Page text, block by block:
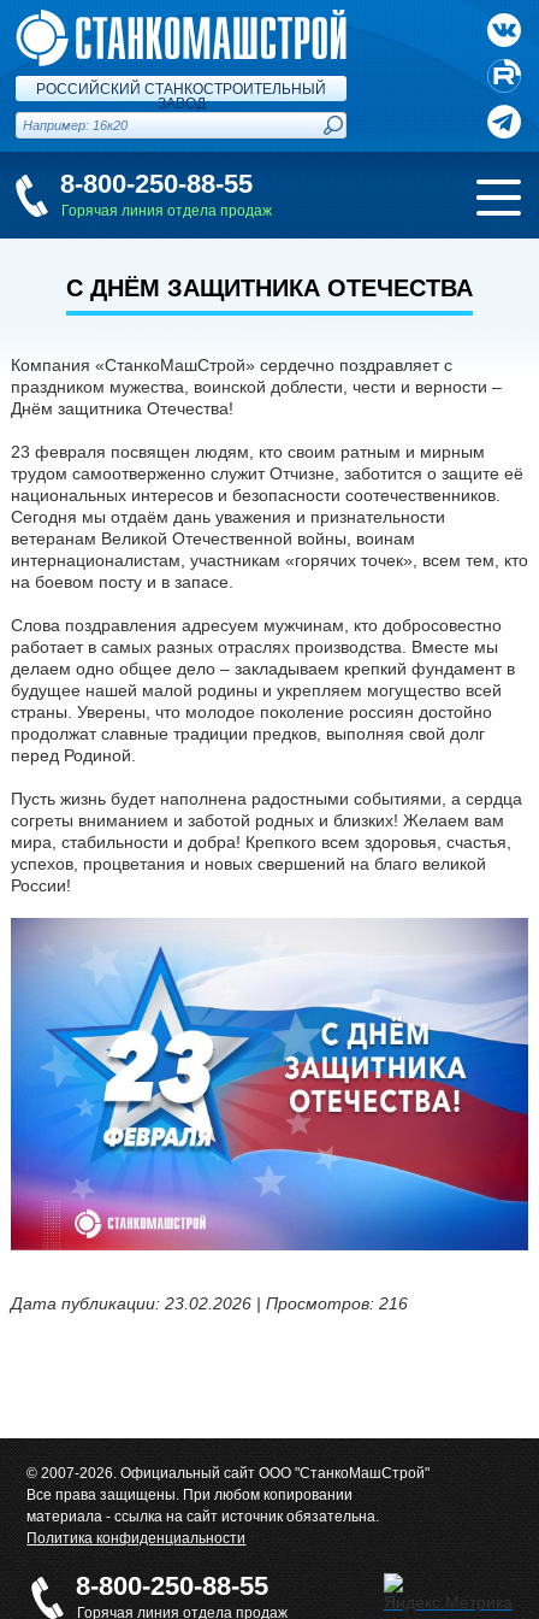
РОССИЙСКИЙ СТАНКОСТРОИТЕЛЬНЫЙ
ЗАВОД
8-800-250-88-55
Горячая линия отдела продаж
С ДНЁМ ЗАЩИТНИКА ОТЕЧЕСТВА
Компания «СтанкоМашСтрой» сердечно поздравляет с
праздником мужества, воинской доблести, чести и верности –
Днём защитника Отечества!
23 февраля посвящен людям, кто своим ратным и мирным
трудом самоотверженно служит Отчизне, заботится о защите её
национальных интересов и безопасности соотечественников.
Сегодня мы отдаём дань уважения и признательности
ветеранам Великой Отечественной войны, воинам
интернационалистам, участникам «горячих точек», всем тем, кто
на боевом посту и в запасе.
Слова поздравления адресуем мужчинам, кто добросовестно
работает в самых разных отраслях производства. Вместе мы
делаем одно общее дело – закладываем крепкий фундамент в
будущее нашей малой родины и укрепляем могущество всей
страны. Уверены, что молодое поколение россиян достойно
продолжат славные традиции предков, выполняя свой долг
перед Родиной.
Пусть жизнь будет наполнена радостными событиями, а сердца
согреты вниманием и заботой родных и близких! Желаем вам
мира, стабильности и добра! Крепкого всем здоровья, счастья,
успехов, процветания и новых свершений на благо великой
России!
Дата публикации: 23.02.2026 | Просмотров: 216
© 2007-2026. Официальный сайт ООО "СтанкоМашСтрой"
Все права защищены. При любом копировании
материала - ссылка на сайт источник обязательна.
Политика конфиденциальности
8-800-250-88-55
Горячая линия отдела продаж